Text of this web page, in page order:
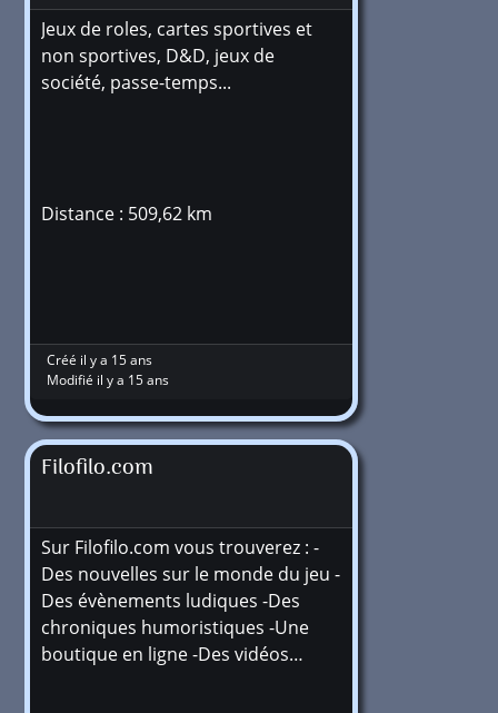
Jeux de roles, cartes sportives et
non sportives, D&D, jeux de
société, passe-temps...
Distance : 509,62 km
Créé il y a 15 ans
Modifié il y a 15 ans
Filofilo.com
Sur Filofilo.com vous trouverez : -
Des nouvelles sur le monde du jeu -
Des évènements ludiques -Des
chroniques humoristiques -Une
boutique en ligne -Des vidéos…